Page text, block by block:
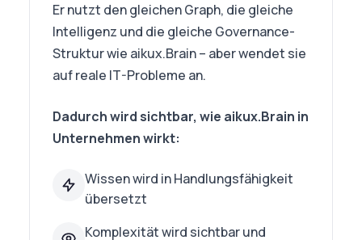
Er nutzt den gleichen Graph, die gleiche
Intelligenz und die gleiche Governance-
Struktur wie aikux.Brain – aber wendet sie
auf reale IT-Probleme an.
Dadurch wird sichtbar, wie aikux.Brain in
Unternehmen wirkt:
Wissen wird in Handlungsfähigkeit
übersetzt
Komplexität wird sichtbar und